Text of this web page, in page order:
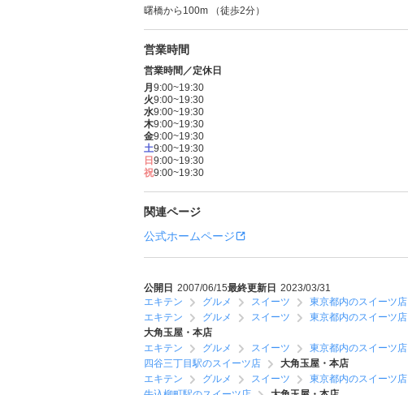
曙橋から100m （徒歩2分）
営業時間
営業時間／定休日
月 9:00~19:30
火9:00~19:30
水9:00~19:30
木9:00~19:30
金9:00~19:30
土9:00~19:30
日 9:00~19:30
祝9:00~19:30
関連ページ
公式ホームページ
公開日 2007/06/15最終更新日 2023/03/31
エキテン
グルメ スイーツ 東京都内のスイーツ店
エキテン
グルメ スイーツ 東京都内のスイーツ店
大角玉屋・本店
エキテン
グルメ スイーツ 東京都内のスイーツ店
四谷三丁目駅のスイーツ店
大角玉屋・本店
エキテン
グルメ スイーツ 東京都内のスイーツ店